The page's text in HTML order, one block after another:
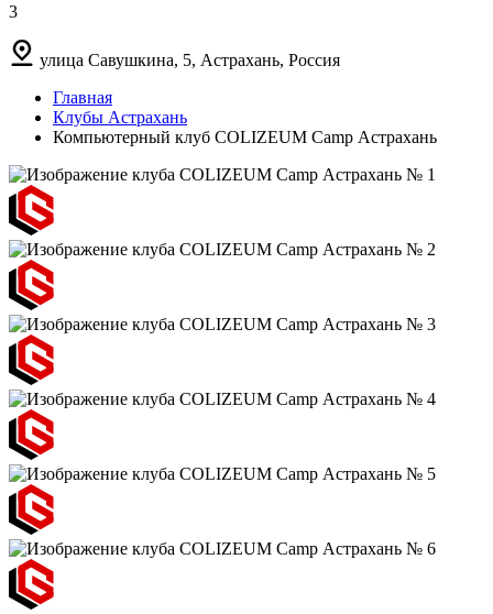
3
улица Савушкина, 5, Астрахань, Россия
Главная
Клубы Астрахань
Компьютерный клуб COLIZEUM Camp Астрахань